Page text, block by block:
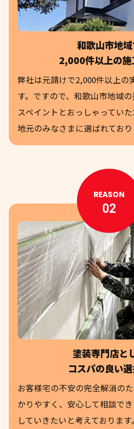
和歌山市地
2,000件以上の施
弊社は元請けで2,000件以上の
す。ですので、和歌山市地域
スペイントとおっしゃっていた
地元のみなさまに選ばれており
REASON
02
塗装専門店と
コスパの良い
お客様宅の不安の完全解消の
かりやすく、安心して相談で
していきたいと考えております。